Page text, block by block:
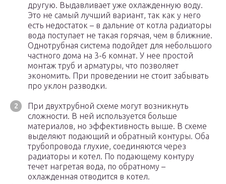
другую. Выдавливает уже охлажденную воду.
Это не самый лучший вариант, так как у него
есть недостаток – в дальние от котла радиаторы
вода поступает не такая горячая, чем в ближние.
Однотрубная система подойдет для небольшого
частного дома на 3-6 комнат. У нее простой
монтаж труб и арматуры, что позволяет
экономить. При проведении не стоит забывать
про уклон разводки.
При двухтрубной схеме могут возникнуть
сложности. В ней используется больше
материалов, но эффективность выше. В схеме
выделяют подающий и обратный контуры. Оба
трубопровода глухие, соединяются через
радиаторы и котел. По подающему контуру
течет нагретая вода, по обратному –
охлажденная отводится в котел.